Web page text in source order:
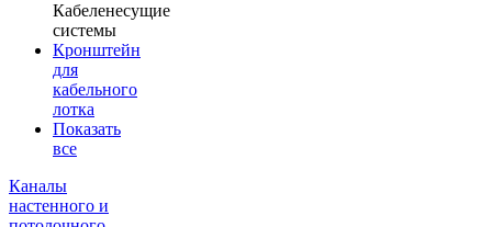
Кабеленесущие
системы
Кронштейн
для
кабельного
лотка
Показать
все
Каналы
настенного и